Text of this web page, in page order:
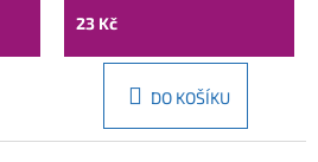
23 Kč
DO KOŠÍKU